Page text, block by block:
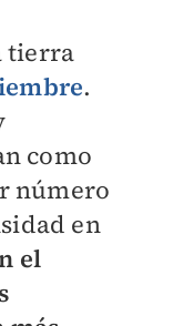
tierra
.
como
número
en
el